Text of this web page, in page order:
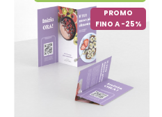
PROMO
FINO A -25%